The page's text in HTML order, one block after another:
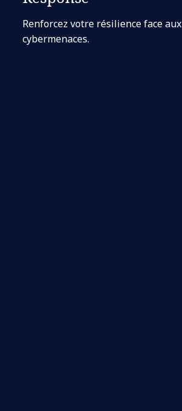
Renforcez votre résilience face aux
cybermenaces.